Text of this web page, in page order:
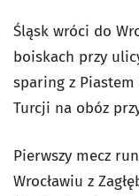
Śląsk wróci do
boiskach przy
sparing z
Turcji na obóz
Pierwszy mecz
Wrocławiu z